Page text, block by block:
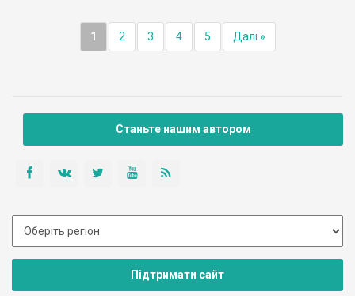
1 2 3 4 5 Далі »
Станьте нашим автором
Підтримати сайт